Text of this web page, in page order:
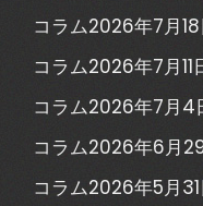
コラム2026年7月
コラム2026年7月
コラム2026年7月4
コラム2026年6月
コラム2026年5月